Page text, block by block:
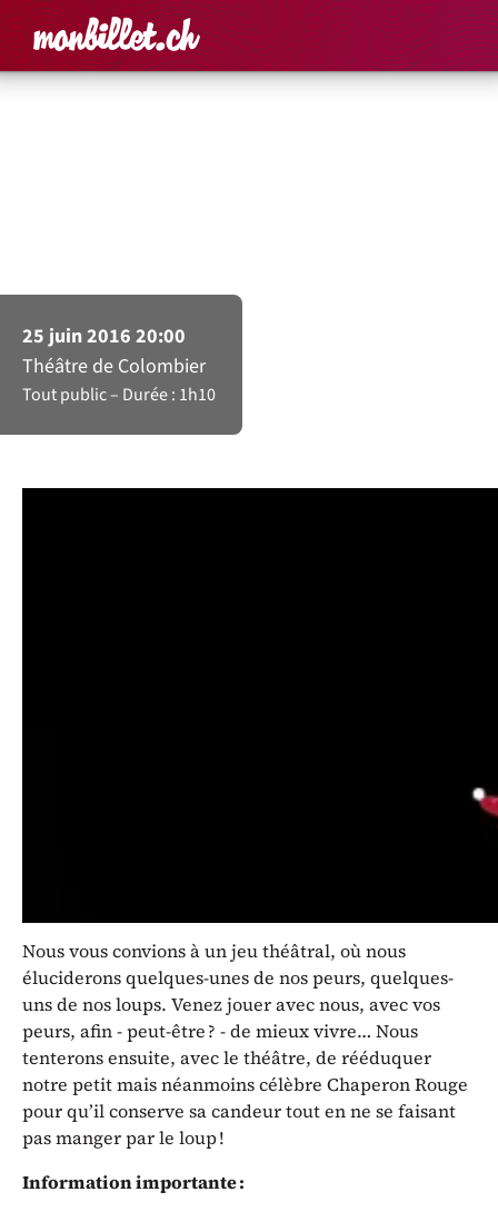
Accueil Rechercher un
Panier
25 juin 2016 20:00
Théâtre de Colombier
Tout public Durée : 1h10
Nous vous convions à un jeu théâtral, où nous
éluciderons quelques-unes de nos peurs, quelques-
uns de nos loups. Venez jouer avec nous, avec vos
peurs, afin - peut-être ? - de mieux vivre… Nous
tenterons ensuite, avec le théâtre, de rééduquer
notre petit mais néanmoins célèbre Chaperon Rouge
pour qu’il conserve sa candeur tout en ne se faisant
pas manger par le loup !
Information importante :